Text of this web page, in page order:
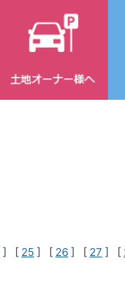
] [ 25 ] [ 26 ] [ 27 ] [